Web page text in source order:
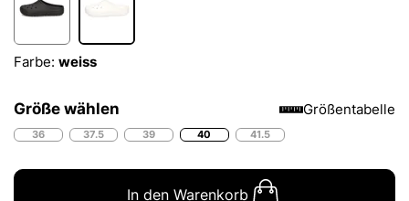
Farbe: weiss
Größe wählen Größentabelle
36 37.5 39 40 41.5
In den Warenkorb